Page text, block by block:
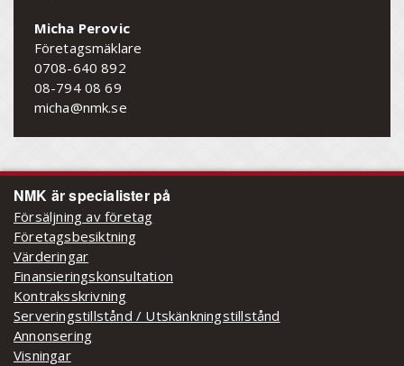
Micha Perovic
Företagsmäklare
0708-640 892
08-794 08 69
micha@nmk.se
NMK är specialister på
Försäljning av företag
Företagsbesiktning
Värderingar
Finansieringskonsultation
Kontraksskrivning
Serveringstillstånd / Utskänkningstillstånd
Annonsering
Visningar